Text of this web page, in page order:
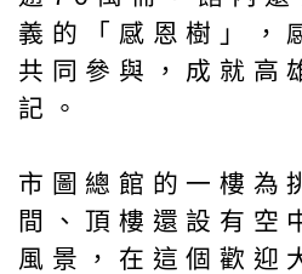
義的「感恩樹」，
共同參與，成就高
記。
市圖總館的一樓為
間、頂樓還設有空
風景，在這個歡迎